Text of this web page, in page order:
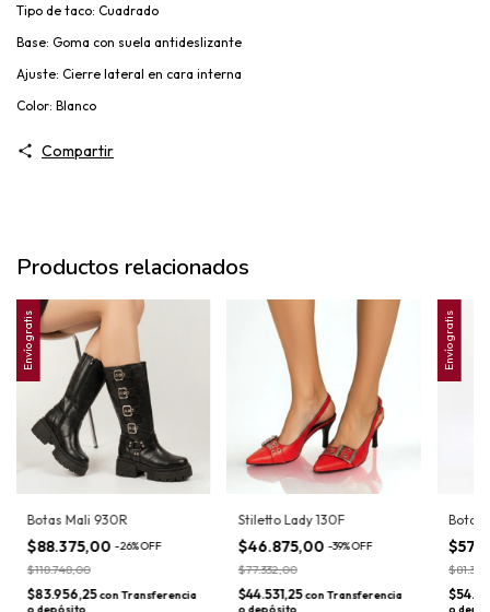
Tipo de taco: Cuadrado
Base: Goma con suela antideslizante
Ajuste: Cierre lateral en cara interna
Color: Blanco
Compartir
Productos relacionados
Envío gratis
Botas Mali 930R
$88.375,00-26%OFF
$118.748,00
$83.956,25con Transferencia
o depósito
Stiletto Lady 130F
$46.875,00-39%OFF
$77.332,00
$44.531,25conTransferencia
o depósito
Envío gratis
Bota
o